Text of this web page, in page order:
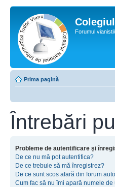
Forumul
Prima pagină
Întrebări
Probleme de autentificare şi
De ce nu mă pot autentifica?
De ce trebuie să mă înregistrez?
De ce sunt scos afară din forum
Cum fac să nu îmi apară numele